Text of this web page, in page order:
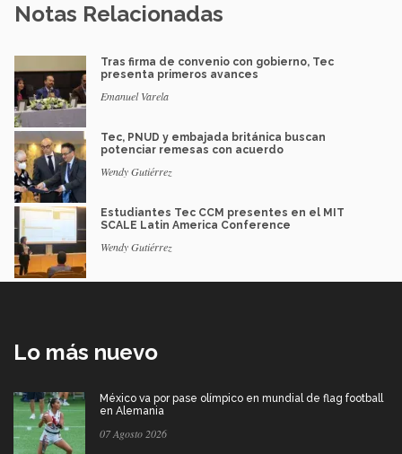
Notas Relacionadas
Tras firma de convenio con gobierno, Tec
presenta primeros avances
Emanuel Varela
Tec, PNUD y embajada británica buscan
potenciar remesas con acuerdo
Wendy Gutiérrez
Estudiantes Tec CCM presentes en el MIT
SCALE Latin America Conference
Wendy Gutiérrez
Lo más nuevo
México va por pase olímpico en mundial de flag football
en Alemania
07 Agosto 2026